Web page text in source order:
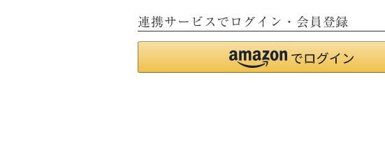
連携サービスでログイン・会員登録